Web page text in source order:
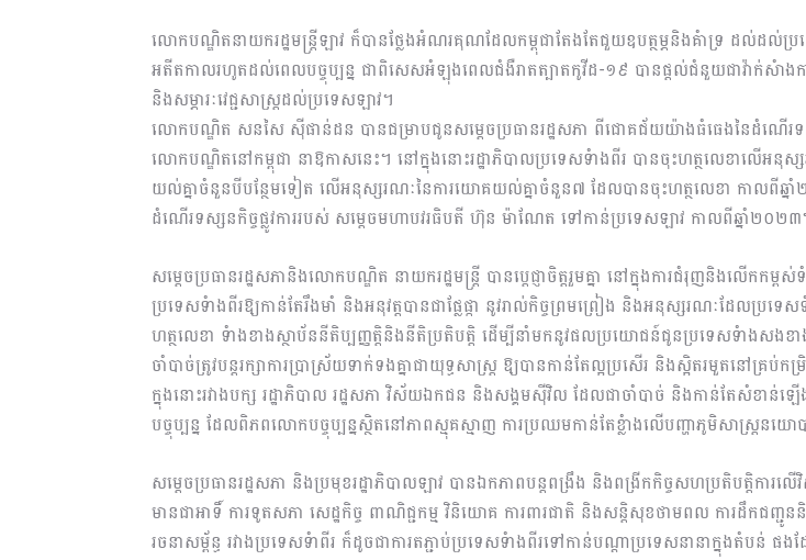
លោកបណ្ឌិតនាយករដ្ឋមន្រ្តីឡាវ ក៏បានថ្លែងអំណរគុណដែលកម្ពុជាតែងតែជួយឧបត្ថម្ភនិងគំាទ្រ ដល់ដល់ប្
អតីតកាលរហូតដល់ពេលបច្ចុប្បន្ន ជាពិសេសអំឡុងពេលជំងឺរាតត្បាតកូវីដ-១៩ បានផ្តល់ជំនួយជាវ៉ាក់សំាងក
និងសម្ភារៈវេជ្ជសាស្រ្តដល់ប្រទេសឡាវ។
លោកបណ្ឌិត សនសៃ ស៊ីផាន់ដន បានជម្រាបជូនសម្តេចប្រធានរដ្ឋសភា ពីជោគជ័យយ៉ាងធំធេងនៃដំណើរ
លោកបណ្ឌិតនៅកម្ពុជា នាឱកាសនេះ។ នៅក្នុងនោះរដ្ឋាភិបាលប្រទេសទំាងពីរ បានចុះហត្ថលេខាលើអនុ
យល់គ្នាចំនួនបីបន្ថែមទៀត លើអនុស្សរណៈនៃការយោគយល់គ្នាចំនួន៧ ដែលបានចុះហត្ថលេខា កាលពីឆ្ន
ដំណើរទស្សនកិច្ចផ្លូវការរបស់ សម្តេចមហាបវរធិបតី ហ៊ុន ម៉ាណែត ទៅកាន់ប្រទេសឡាវ កាលពីឆ្នាំ២០២
សម្តេចប្រធានរដ្ឋសភានិងលោកបណ្ឌិត នាយករដ្ឋមន្រ្តី បានប្តេជ្ញាចិត្តរួមគ្នា នៅក្នុងការជំរុញនិងលើកកម្ព
ប្រទេសទំាងពីរឱ្យកាន់តែរឹងមាំ និងអនុវត្តបានជាផ្លែផ្កា នូវរាល់កិច្ចព្រមព្រៀង និងអនុស្សរណៈដែលប្រទេស
ហត្ថលេខា ទំាងខាងស្ថាប័ននីតិប្បញ្ញត្តិនិងនីតិប្រតិបត្តិ ដើម្បីនាំមកនូវផលប្រយោជន៍ជូនប្រទេសទំាងសងខ
ចាំបាច់ត្រូវបន្តរក្សាការប្រាស្រ័យទាក់ទងគ្នាជាយុទ្ធសាស្រ្ត ឱ្យបានកាន់តែល្អប្រសើរ និងស្អិតរមួតនៅគ្រប់
ក្នុងនោះរវាងបក្ស រដ្ឋាភិបាល រដ្ឋសភា វិស័យឯកជន និងសង្គមស៊ីវិល ដែលជាចាំបាច់ និងកាន់តែសំខាន់ឡ
បច្ចុប្បន្ន ដែលពិភពលោកបច្ចុប្បន្នស្ថិតនៅភាពស្មុគស្មាញ ការប្រឈមកាន់តែខ្លំាងលើបញ្ហាភូមិសាស្រ្តនយ
សម្តេចប្រធានរដ្ឋសភា និងប្រមុខរដ្ឋាភិបាលឡាវ បានឯកភាពបន្តពង្រឹង និងពង្រីកកិច្ចសហប្រតិបត្តិការ
មានជាអាទិ៍ ការទូតសភា សេដ្ឋកិច្ច ពាណិជ្ជកម្ម វិនិយោគ ការពារជាតិ និងសន្តិសុខថាមពល ការដឹកជញ្ជូននិង
រចនាសម្ព័ន្ធ រវាងប្រទេសទំាពីរ ក៏ដូចជាការតភ្ជាប់ប្រទេសទំាងពីរទៅកាន់បណ្តាប្រទេសនានាក្នុងតំបន់ ផង